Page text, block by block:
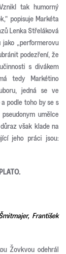
tak humorný
popisuje Markéta
Lenka Střeláková
„performerovu
podezření, že
s divákem
tedy Markétino
jedná se ve
podle toho by se s
umělce
však klade na
jeho práci jsou:
František
Žovkvou odehrál